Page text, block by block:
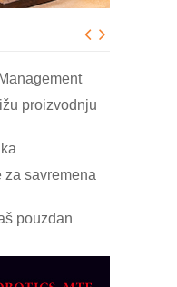
u
vetroparkovima
proizvodnju
za savremena
pouzdan